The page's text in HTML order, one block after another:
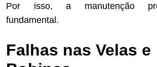
Por isso, a manutenção
fundamental.
Falhas nas Velas e